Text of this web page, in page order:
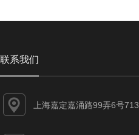
联系我们
上海嘉定嘉涌路99弄6号713